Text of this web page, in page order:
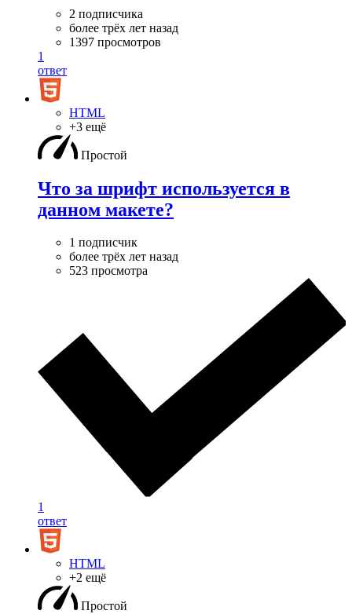
2 подписчика
более трёх лет назад
1397 просмотров
1
ответ
HTML
+3 ещё
Простой
Что за шрифт используется в
данном макете?
1 подписчик
более трёх лет назад
523 просмотра
1
ответ
HTML
+2 ещё
Простой